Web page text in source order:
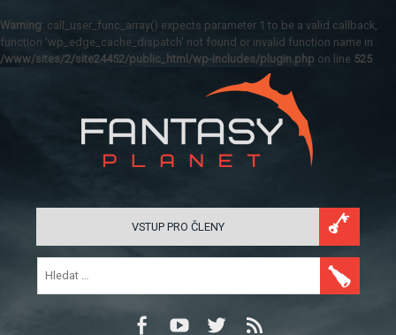
Warning: call_user_func_array() expects parameter 1 to be a valid callback,
function 'wp_edge_cache_dispatch' not found or invalid function name in
/www/sites/2/site24452/public_html/wp-includes/plugin.php on line 525
VSTUP PRO ČLENY